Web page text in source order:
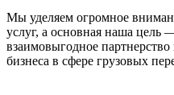
Мы уделяем огромное
услуг, а основная наша цель
взаимовыгодное
бизнеса в сфере грузовых